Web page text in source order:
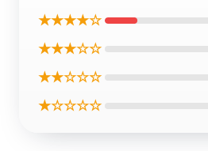
★★★★☆
★★★☆☆
★★☆☆☆
★☆☆☆☆